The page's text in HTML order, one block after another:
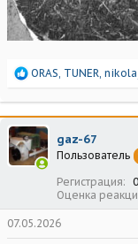
Р
а
к
ц
и
и
ORAS TUNER
gaz-67
Пользователь
Регистрация
Оценка
07.05.2026